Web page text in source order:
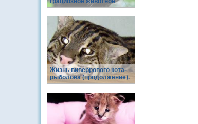
Жизнь виверрового кота-
рыболова (продолжение).